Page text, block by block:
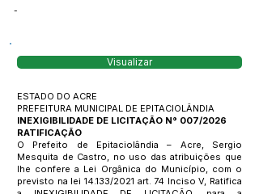
-
Visualizar
ESTADO DO ACRE
PREFEITURA MUNICIPAL DE EPITACIOLÂNDIA
INEXIGIBILIDADE DE LICITAÇÃO N° 007/2026
RATIFICAÇÃO
O Prefeito de Epitaciolândia – Acre, Sergio
Mesquita de Castro, no uso das atribuições que
lhe confere a Lei Orgânica do Município, com o
previsto na lei 14.133/2021 art. 74 Inciso V, Ratifica